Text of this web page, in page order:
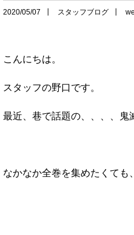
2020/05/07 スタッフブログ
こんにちは。
スタッフの野口です。
最近、巷で話題の、、、、鬼
なかなか全巻を集めたくて